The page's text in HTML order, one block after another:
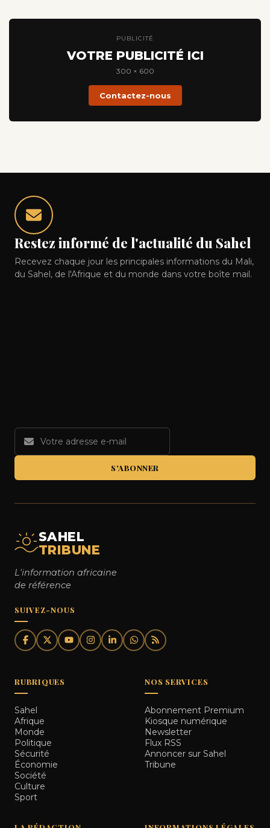
PUBLICITÉ
VOTRE PUBLICITÉ ICI
300 × 600
Contactez-nous
Restez informé de l'actualité du Sahel
Recevez chaque jour les principales informations du Mali,
du Sahel, de l'Afrique et du monde dans votre boîte mail.
S'ABONNER
SAHEL
TRIBUNE
L'information africaine
de référence
SUIVEZ-NOUS
RUBRIQUES
Sahel
Afrique
Monde
Politique
Sécurité
Économie
Société
Culture
Sport
NOS SERVICES
Abonnement Premium
Kiosque numérique
Newsletter
Flux RSS
Annoncer sur Sahel
Tribune